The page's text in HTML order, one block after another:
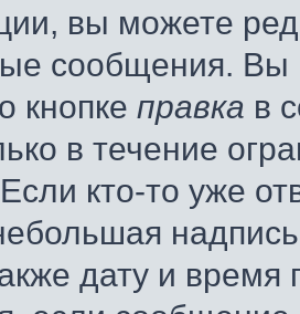
вы можете
сообщения. Вы
кнопке правка в
в течение
кто-то уже
дату и